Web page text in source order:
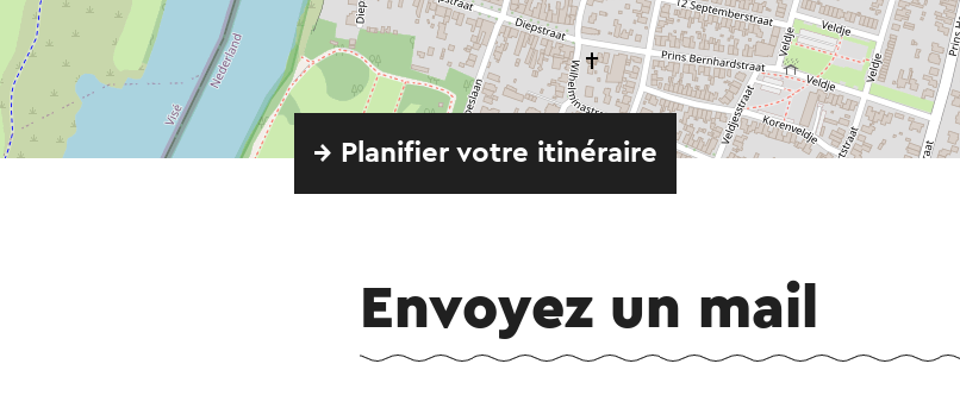
→ Planifier votre itinéraire
Envoyez un mail